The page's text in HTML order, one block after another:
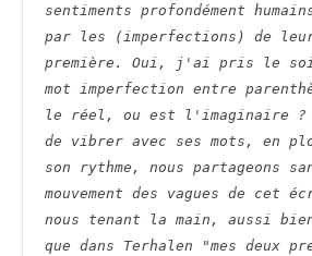
sentiments profondément
par les (imperfections) de
première. Oui, j'ai pris le
mot imperfection entre
le réel, ou est l'imaginaire ?
de vibrer avec ses mots, en
son rythme, nous partageons
mouvement des vagues de cet
nous tenant la main, aussi bien
que dans Terhalen "mes deux